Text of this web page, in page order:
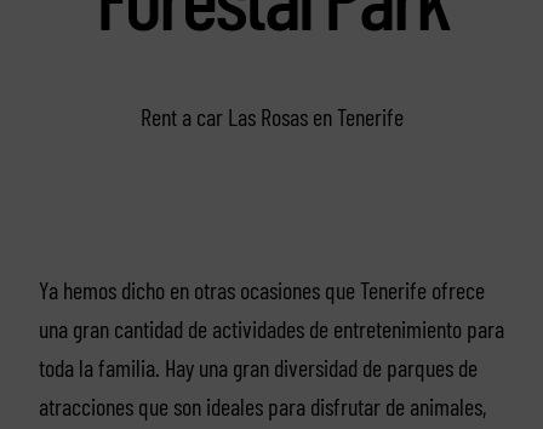
Rent a car Las Rosas en Tenerife
Ya hemos dicho en otras ocasiones que Tenerife ofrece
una gran cantidad de actividades de entretenimiento para
toda la familia. Hay una gran diversidad de parques de
atracciones que son ideales para disfrutar de animales,